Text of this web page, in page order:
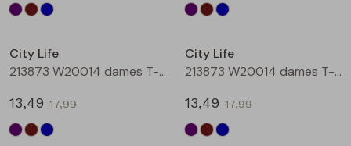
City Life
213873 W20014 dames T-shirt km Aubergine
13,49 17,99
City Life
213873 W20014 dames T-shirt km Bruin
13,49 17,99